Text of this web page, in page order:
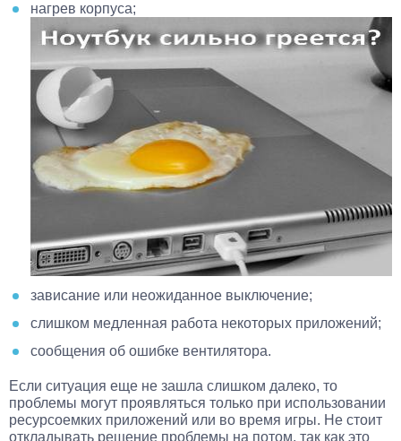
нагрев корпуса;
зависание или неожиданное выключение;
слишком медленная работа некоторых приложений;
сообщения об ошибке вентилятора.
Если ситуация еще не зашла слишком далеко, то
проблемы могут проявляться только при использовании
ресурсоемких приложений или во время игры. Не стоит
откладывать решение проблемы на потом, так как это